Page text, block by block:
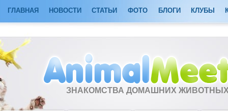
ГЛАВНАЯ НОВОСТИ СТАТЬИ ФОТО БЛОГИ КЛУБЫ
ЗНАКОМСТВА ДОМАШНИХ